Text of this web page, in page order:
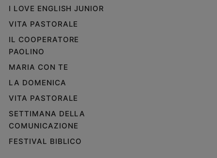
streaming
Arte
Famiglia
educazione
Genitori
figli
Coppia
I LOVE ENGLISH JUNIOR
VITA PASTORALE
IL COOPERATORE
PAOLINO
MARIA CON TE
LA DOMENICA
VITA PASTORALE
SETTIMANA DELLA
COMUNICAZIONE
FESTIVAL BIBLICO